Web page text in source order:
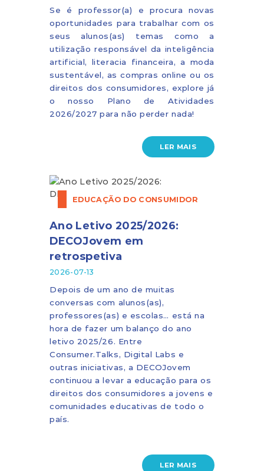
Se é professor(a) e procura novas
oportunidades para trabalhar com os
seus alunos(as) temas como a
utilização responsável da inteligência
artificial, literacia financeira, a moda
sustentável, as compras online ou os
direitos dos consumidores, explore já
o nosso Plano de Atividades
2026/2027 para não perder nada!
LER MAIS
EDUCAÇÃO DO CONSUMIDOR
Ano Letivo 2025/2026:
DECOJovem em
retrospetiva
2026-07-13
Depois de um ano de muitas
conversas com alunos(as),
professores(as) e escolas… está na
hora de fazer um balanço do ano
letivo 2025/26. Entre
Consumer.Talks, Digital Labs e
outras iniciativas, a DECOJovem
continuou a levar a educação para os
direitos dos consumidores a jovens e
comunidades educativas de todo o
país.
LER MAIS